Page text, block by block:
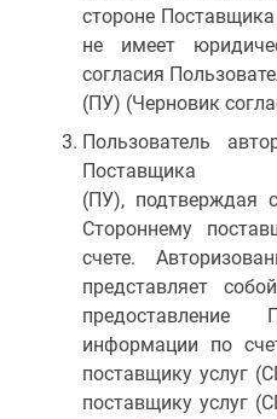
стороне
не имеет
согласия
(ПУ) (Черновик
Пользователь
(ПУ), подтверждая
Стороннему
счете.
представляет
информации по
поставщику услуг
поставщику услуг